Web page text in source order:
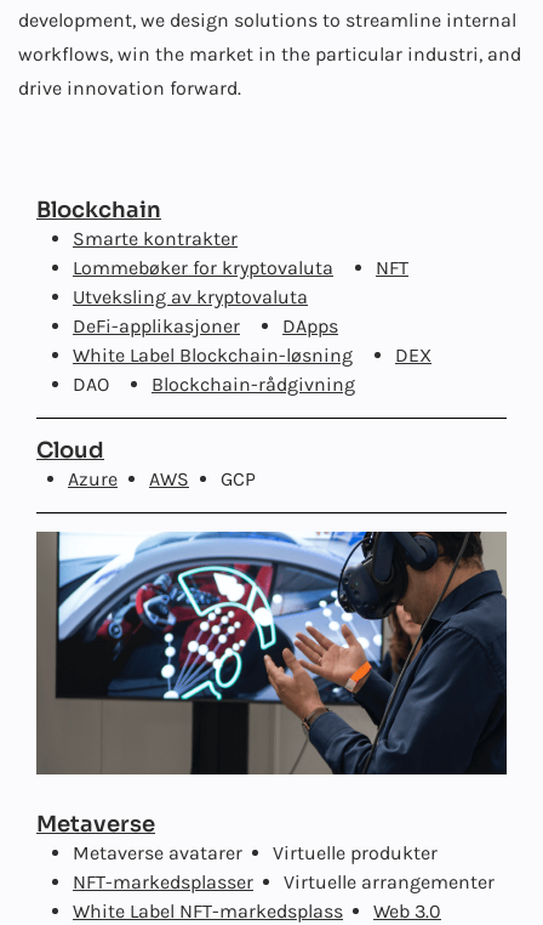
development, we design solutions to streamline internal
workflows, win the market in the particular industri, and
drive innovation forward.
Blockchain
Smarte kontrakter
Lommebøker for kryptovaluta
NFT
Utveksling av kryptovaluta
DeFi-applikasjoner
DApps
White Label Blockchain-løsning
DEX
DAO
Blockchain-rådgivning
Cloud
Azure AWS GCP
Metaverse
Metaverse avatarer
Virtuelle produkter
NFT-markedsplasser
Virtuelle arrangementer
White Label NFT-markedsplass
Web 3.0